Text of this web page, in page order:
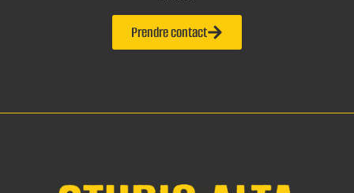
Prendre contact